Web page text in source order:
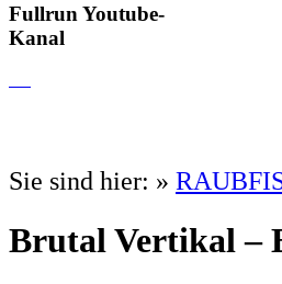
Fullrun Youtube-
Kanal
Sie sind hier: »
Brutal Vertikal –